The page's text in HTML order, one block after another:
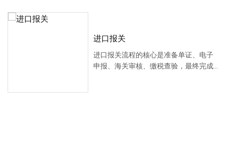
进口报关
进口报关流程的核心是准备单证、电子
申报、海关审核、缴税查验，最终完成